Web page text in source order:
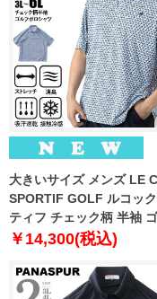
大きいサイズ メンズ LE
SPORTIF GOLF ルコッ
ティフ チェック柄 半袖
ポロシャツ ストレッチ 消
作 lg6shsb6m 【fre】
￥14,300(税込)